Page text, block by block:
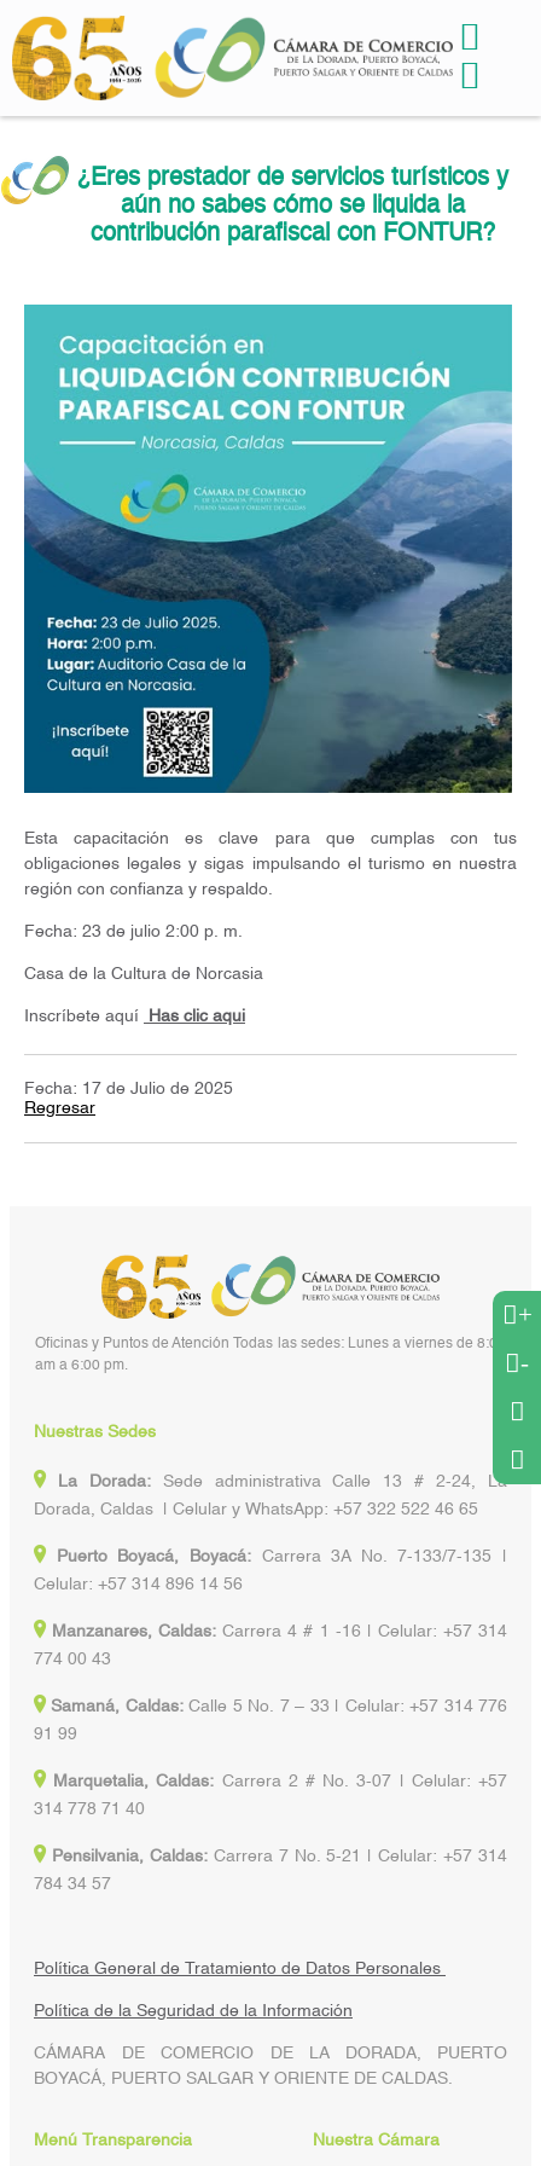
¿Eres prestador de servicios turísticos y
aún no sabes cómo se liquida la
contribución parafiscal con FONTUR?
Esta capacitación es clave para que cumplas con tus
obligaciones legales y sigas impulsando el turismo en nuestra
región con confianza y respaldo.
Fecha: 23 de julio 2:00 p. m.
Casa de la Cultura de Norcasia
Inscríbete aquí Has clic aqui
Fecha: 17 de Julio de 2025
Regresar
+
-
Oficinas y Puntos de Atención Todas las sedes: Lunes a viernes de 8:00
am a 6:00 pm.
Nuestras Sedes
La Dorada:Sede administrativa Calle 13 # 2-24, La
Dorada, Caldas | Celular y WhatsApp: +57 322 522 46 65
Puerto Boyacá, Boyacá:Carrera 3A No. 7-133/7-135 |
Celular: +57 314 896 14 56
Manzanares, Caldas: Carrera 4 # 1 -16 | Celular: +57 314
774 00 43
Samaná, Caldas:Calle 5 No. 7 – 33 | Celular: +57 314 776
91 99
Marquetalia, Caldas: Carrera 2 # No. 3-07 | Celular: +57
314 778 71 40
Pensilvania, Caldas:Carrera 7 No. 5-21 | Celular: +57 314
784 34 57
Política General de Tratamiento de Datos Personales
Política de la Seguridad de la Información
CÁMARA DE COMERCIO DE LA DORADA, PUERTO
BOYACÁ, PUERTO SALGAR Y ORIENTE DE CALDAS.
Menú Transparencia Nuestra Cámara